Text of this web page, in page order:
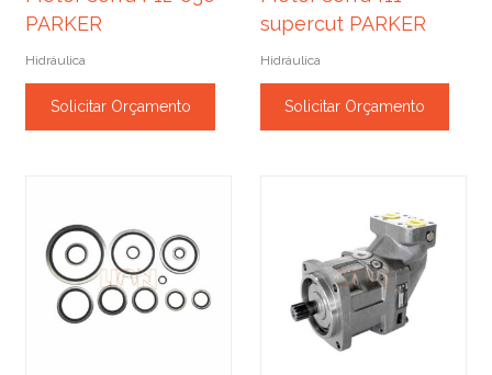
PARKER
Hidráulica
Solicitar Orçamento
supercut PARKER
Hidráulica
Solicitar Orçamento